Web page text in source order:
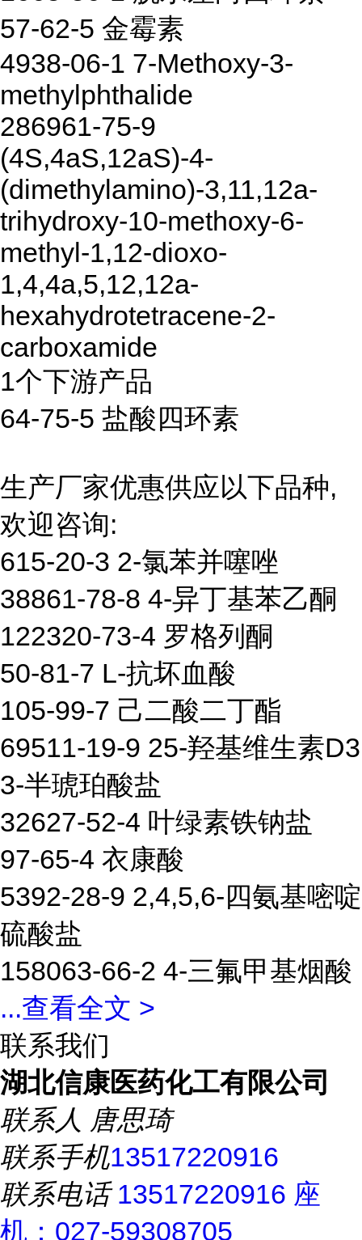
57-62-5 金霉素
4938-06-1 7-Methoxy-3-
methylphthalide
286961-75-9
(4S,4aS,12aS)-4-
(dimethylamino)-3,11,12a-
trihydroxy-10-methoxy-6-
methyl-1,12-dioxo-
1,4,4a,5,12,12a-
hexahydrotetracene-2-
carboxamide
1个下游产品
64-75-5 盐酸四环素
生产厂家优惠供应以下品种,
欢迎咨询:
615-20-3 2-氯苯并噻唑
38861-78-8 4-异丁基苯乙酮
122320-73-4 罗格列酮
50-81-7 L-抗坏血酸
105-99-7 己二酸二丁酯
69511-19-9 25-羟基维生素D3
3-半琥珀酸盐
32627-52-4 叶绿素铁钠盐
97-65-4 衣康酸
5392-28-9 2,4,5,6-四氨基嘧啶
硫酸盐
158063-66-2 4-三氟甲基烟酸
...查看全文 >
联系我们
湖北信康医药化工有限公司
联系人 唐思琦
联系手机13517220916
联系电话13517220916 座
机：027-59308705